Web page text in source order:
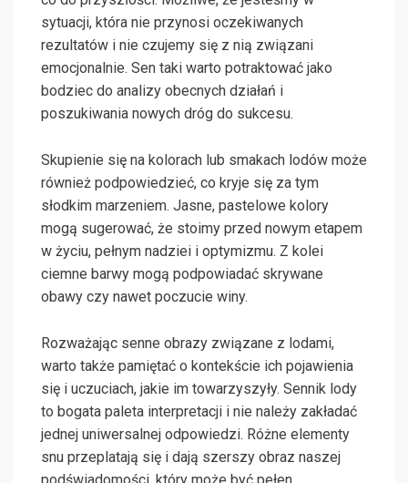
sytuacji, która nie przynosi oczekiwanych
rezultatów i nie czujemy się z nią związani
emocjonalnie. Sen taki warto potraktować jako
bodziec do analizy obecnych działań i
poszukiwania nowych dróg do sukcesu.
Skupienie się na kolorach lub smakach lodów może
również podpowiedzieć, co kryje się za tym
słodkim marzeniem. Jasne, pastelowe kolory
mogą sugerować, że stoimy przed nowym etapem
w życiu, pełnym nadziei i optymizmu. Z kolei
ciemne barwy mogą podpowiadać skrywane
obawy czy nawet poczucie winy.
Rozważając senne obrazy związane z lodami,
warto także pamiętać o kontekście ich pojawienia
się i uczuciach, jakie im towarzyszyły. Sennik lody
to bogata paleta interpretacji i nie należy zakładać
jednej uniwersalnej odpowiedzi. Różne elementy
snu przeplatają się i dają szerszy obraz naszej